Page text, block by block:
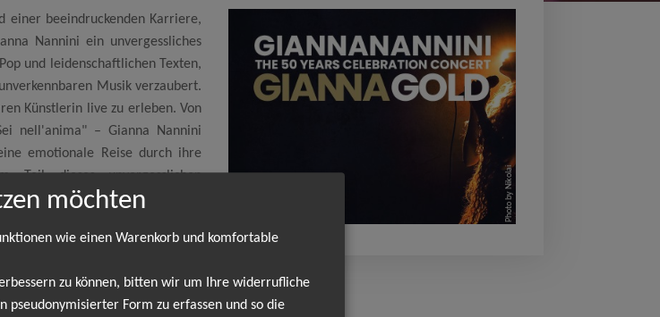
einer beeindruckenden Karriere,
Nannini ein unvergessliches
und leidenschaftlichen Texten,
Musik verzaubert.
Künstlerin live zu erleben. Von
nell'anima" – Gianna Nannini
emotionale Reise durch ihre
Teil dieses unvergesslichen
rockt und ihre zeitlosen Hits
Photo by Nikolai
möchten
wie einen Warenkorb und komfortable
zu können, bitten wir um Ihre widerrufliche
pseudonymisierter Form zu erfassen und so die